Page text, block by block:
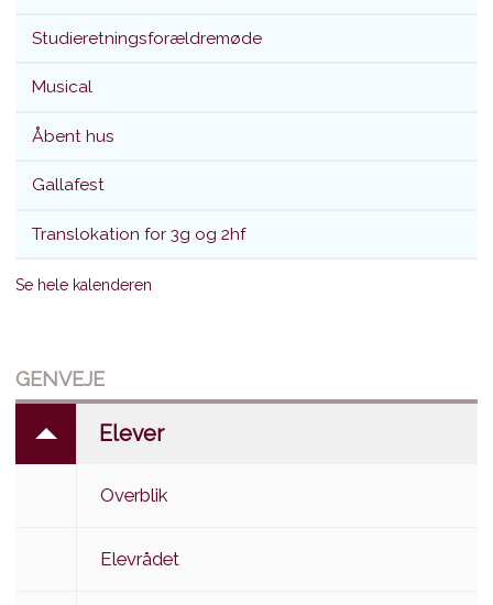
Studieretningsforældremøde
Musical
Åbent hus
Gallafest
Translokation for 3g og 2hf
Se hele kalenderen
GENVEJE
Elever
Overblik
Elevrådet